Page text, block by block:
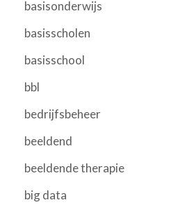
basisonderwijs
basisscholen
basisschool
bbl
bedrijfsbeheer
beeldend
beeldende therapie
big data